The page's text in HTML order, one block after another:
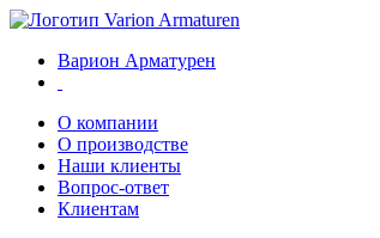
Варион Арматурен
О компании
О производстве
Наши клиенты
Вопрос-ответ
Клиентам